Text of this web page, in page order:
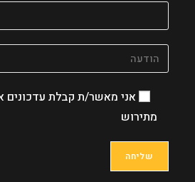
אני מאשר/ת קבלת עדכונים
מתירוש